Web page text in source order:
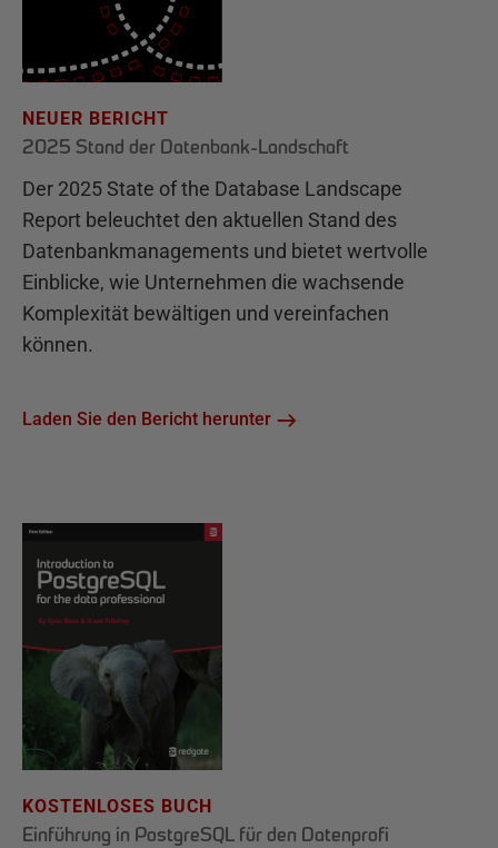
NEUER BERICHT
2025 Stand der Datenbank-Landschaft
Der 2025 State of the Database Landscape
Report beleuchtet den aktuellen Stand des
Datenbankmanagements und bietet wertvolle
Einblicke, wie Unternehmen die wachsende
Komplexität bewältigen und vereinfachen
können.
Laden Sie den Bericht herunter
KOSTENLOSES BUCH
Einführung in PostgreSQL für den Datenprofi